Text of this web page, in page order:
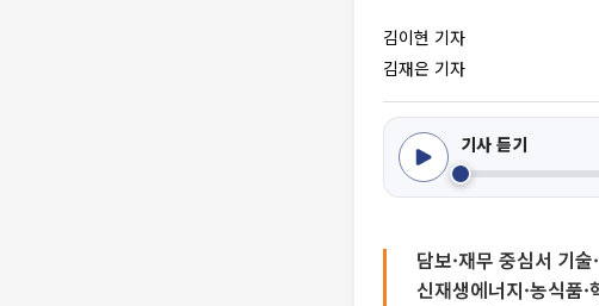
김이현 기자
김재은 기자
기사 듣기
담보·재무 중심서 기
신재생에너지·농식품